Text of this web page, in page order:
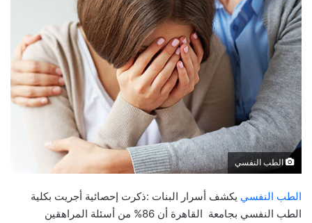
الطب النفسي
الطب النفسي يكشف أسرار البنات :ذكرت إحصائية أجريت بكلية
الطب النفسي بجامعة القاهرة أن 86% من أسئلة المراهقين